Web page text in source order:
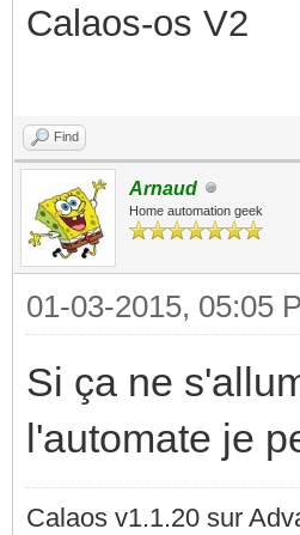
Calaos-os V2
Find
Arnaud
Home automation geek
01-03-2015, 05:05
Si ça ne
l'automate je
Calaos v1.1.20 sur